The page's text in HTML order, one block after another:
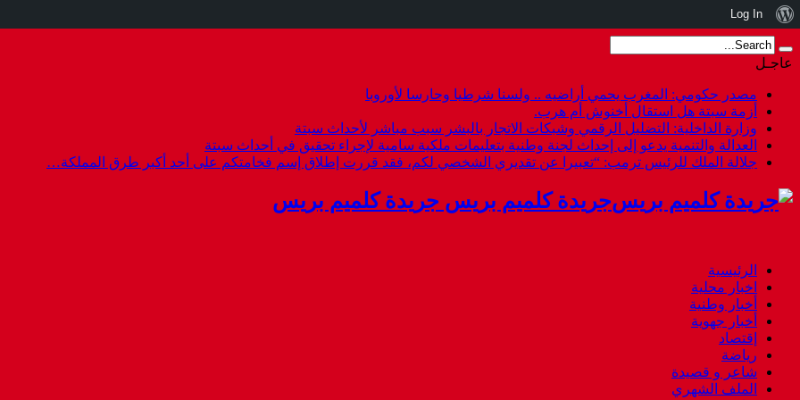
عاجـل
مصدر حكومي: المغرب يحمي أراضيه .. ولسنا شرطيا وحارسا لأوروبا
أزمة سبتة هل استقال أخنوش أم هرب.
وزارة الداخلية: التضليل الرقمي وشبكات الاتجار بالبشر سبب مباشر لأحداث سبتة
العدالة والتنمية يدعو إلى إحداث لجنة وطنية بتعليمات ملكية سامية لإجراء تحقيق في أحداث سبتة
جلالة الملك للرئيس ترمب: “تعبيرا عن تقديري الشخصي لكم، فقد قررت إطلاق إسم فخامتكم على أحد أكبر طرق المملكة…
جريدة كلميم بريس جريدة كلميم بريس
الرئيسية
اخبار محلية
أخبار وطنية
أخبار جهوية
إقتصاد
رياضة
شاعر و قصيدة
الملف الشهري
نبذة
عن
ووردبريس
Log In